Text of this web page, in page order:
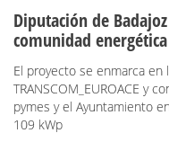
Diputación de
comunidad
El proyecto se enmarca
TRANSCOM_EUROACE y
pymes y el Ayuntamiento
109 kWp